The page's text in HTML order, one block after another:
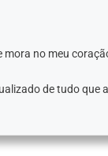
no meu
de tudo que